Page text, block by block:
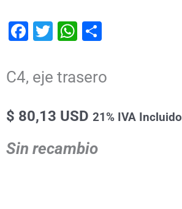
Facebook
TwitterWhatsApp
C4, eje trasero
$ 80,13 USD 21% IVA Incluido
Sin recambio